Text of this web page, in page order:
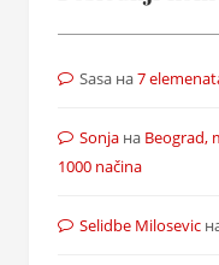
Sasa на7
Sonja на Beograd,
1000 načina
Selidbe Milosevic